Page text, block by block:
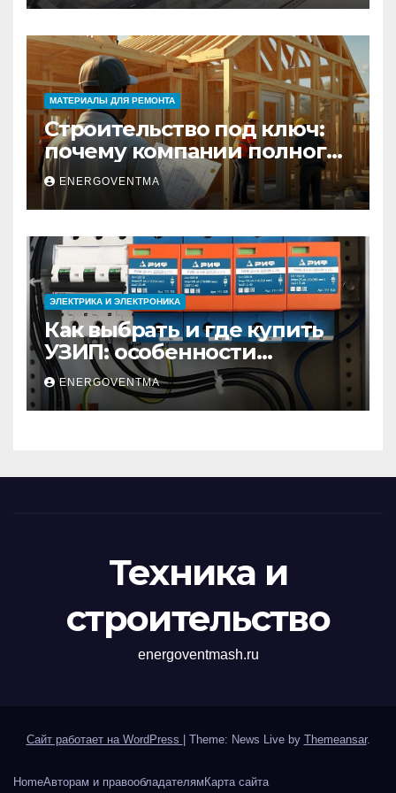
МАТЕРИАЛЫ ДЛЯ РЕМОНТА
Строительство под ключ:
почему компании полного
цикла меняют рынок
недвижимости
ENERGOVENTMA
ЭЛЕКТРИКА И ЭЛЕКТРОНИКА
Как выбрать и где купить
УЗИП: особенности
устройств защиты от
импульсных
перенапряжений
ENERGOVENTMA
Техника и
строительство
energoventmash.ru
Сайт работает на WordPress Theme: News Live by Themeansar.
HomeАвторам и правообладателям Карта сайта